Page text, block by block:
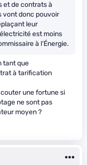
et de contrats à
vont donc pouvoir
leur
est moins
à l’Énergie.
tant que
à tarification
une fortune si
ne sont pas
moyen ?